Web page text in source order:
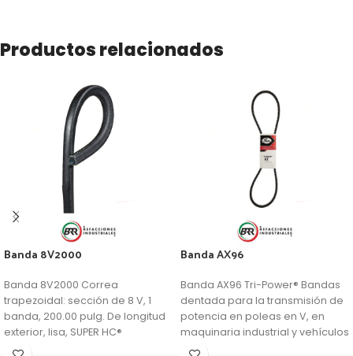
Productos relacionados
Banda 8V2000
Banda 8V2000 Correa
trapezoidal: sección de 8 V, 1
banda, 200.00 pulg. De longitud
exterior, lisa, SUPER HC®
Banda AX96
Banda AX96 Tri-Power® Bandas
dentada para la transmisión de
potencia en poleas en V, en
maquinaria industrial y vehículos
de servicio pesado. Combina